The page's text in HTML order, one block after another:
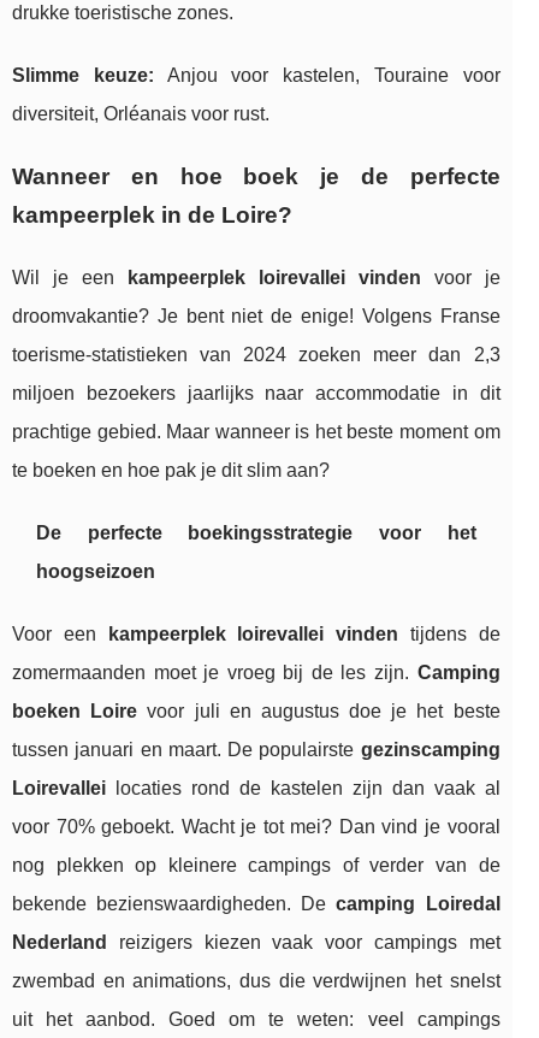
drukke toeristische zones.
Slimme keuze: Anjou voor kastelen, Touraine voor
diversiteit, Orléanais voor rust.
Wanneer en hoe boek je de perfecte
kampeerplek in de Loire?
Wil je een kampeerplek loirevallei vinden voor je
droomvakantie? Je bent niet de enige! Volgens Franse
toerisme-statistieken van 2024 zoeken meer dan 2,3
miljoen bezoekers jaarlijks naar accommodatie in dit
prachtige gebied. Maar wanneer is het beste moment om
te boeken en hoe pak je dit slim aan?
De perfecte boekingsstrategie voor het
hoogseizoen
Voor een kampeerplek loirevallei vinden tijdens de
zomermaanden moet je vroeg bij de les zijn. Camping
boeken Loire voor juli en augustus doe je het beste
tussen januari en maart. De populairste gezinscamping
Loirevallei locaties rond de kastelen zijn dan vaak al
voor 70% geboekt. Wacht je tot mei? Dan vind je vooral
nog plekken op kleinere campings of verder van de
bekende bezienswaardigheden. Decamping Loiredal
Nederland
reizigers kiezen vaak voor campings met
zwembad en animations, dus die verdwijnen het snelst
uit het aanbod. Goed om te weten: veel campings